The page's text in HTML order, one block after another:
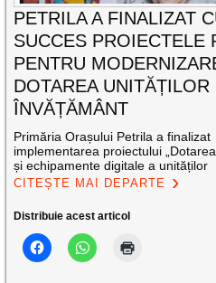
PETRILA A FINALIZAT
SUCCES PROIECTELE
PENTRU
DOTAREA UNITĂȚILOR
ÎNVĂȚĂMÂNT
Primăria Orașului Petrila a finalizat
implementarea proiectului
și echipamente digitale a unităților
CITEȘTE MAI DEPARTE
Distribuie acest articol